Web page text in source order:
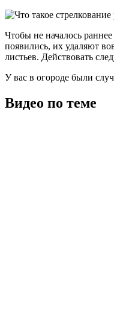
Чтобы не началось
появились, их удаляют
листьев. Действовать
У вас в огороде были
Видео по теме